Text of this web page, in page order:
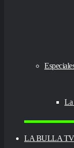
La
LA BULLA TV